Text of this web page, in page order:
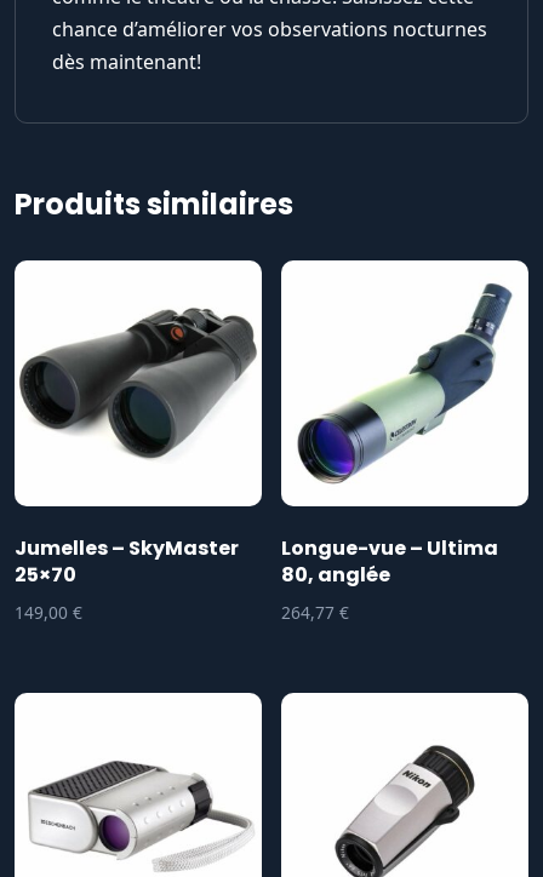
chance d’améliorer vos observations nocturnes
dès maintenant!
Produits similaires
Jumelles – SkyMaster
25×70
149,00 €
Longue-vue – Ultima
80, anglée
264,77€